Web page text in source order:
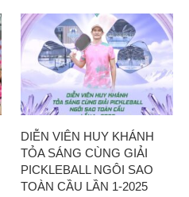
DIỄN VIÊN HUY KHÁNH
TỎA SÁNG CÙNG GIẢI
PICKLEBALL NGÔI SAO
TOÀN CẦU LẦN 1-2025